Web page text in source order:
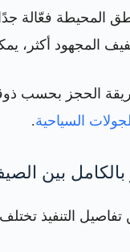
المحيطة فعّالة
المجهود أكثر،
الحجز بحسب
السياحية.
التنفيذ